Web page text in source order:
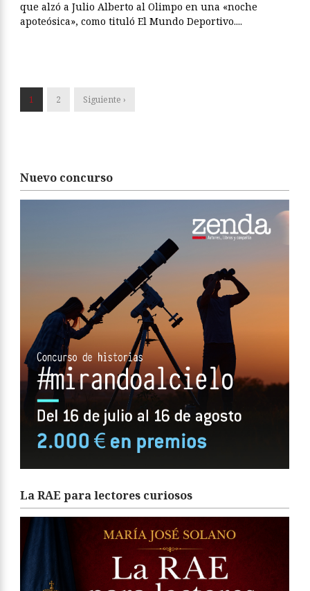
que alzó a Julio Alberto al Olimpo en una «noche
apoteósica», como tituló El Mundo Deportivo....
1 2 Siguiente ›
Nuevo concurso
La RAE para lectores curiosos